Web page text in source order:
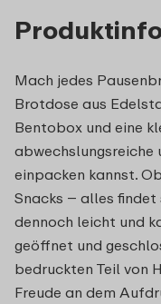
Mach jedes
Brotdose aus
Bentobox und eine
abwechslungsreiche
einpacken kannst.
Snacks – alles findet
dennoch leicht und
geöffnet und
bedruckten Teil von
Freude an dem